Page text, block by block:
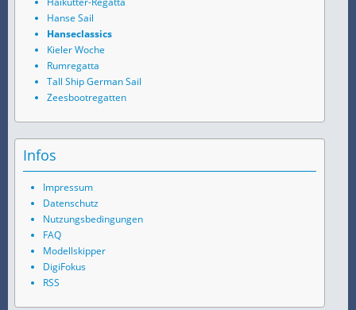
Hanse Sail
Hanseclassics
Kieler Woche
Rumregatta
Tall Ship German Sail
Zeesbootregatten
Infos
Impressum
Datenschutz
Nutzungsbedingungen
FAQ
Modellskipper
DigiFokus
RSS